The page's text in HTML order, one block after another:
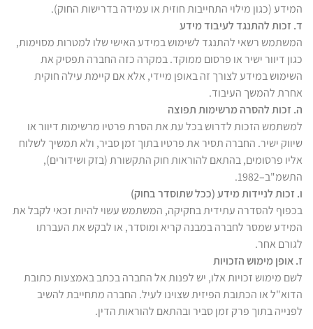
המידע (כגון מילוי התחייבות חוזית או עמידה בדרישות החוק).
ד. זכות להתנגד לעיבוד מידע
המשתמש רשאי להתנגד לשימוש במידע האישי שלו למטרות מסוימות,
כגון דיוור ישיר או פרסום ממוקד. במקרה כזה החברה תפסיק את
השימוש במידע לצורך זה באופן מיידי, אלא אם קיימת עילה חוקית
אחרת להמשך העיבוד.
ה. זכות להסרה מרשימות תפוצה
למשתמש הזכות לדרוש בכל עת את הסרת פרטיו מרשימות דיוור או
שיווק ישיר. החברה תסיר את פרטיו בתוך זמן סביר, ולא תמשיך לשלוח
אליו פרסומים, בהתאם להוראות חוק התקשורת (בזק ושידורים),
התשמ"ב–1982.
ו. זכות לניידות מידע (ככל שתוסדר בחוק)
בכפוף להסדרה עתידית בחקיקה, המשתמש עשוי להיות זכאי לקבל את
המידע שמסר לחברה במבנה קריא ומוסדר, או לבקש את העברתו
לגורם אחר.
ז. אופן מימוש הזכויות
לשם מימוש זכויות אלו, יש לפנות אל החברה בכתב באמצעות כתובת
הדוא"ל או הכתובת הפיזית שצוינו לעיל. החברה מתחייבת להשיב
לפנייה בתוך פרק זמן סביר ובהתאם להוראות הדין.